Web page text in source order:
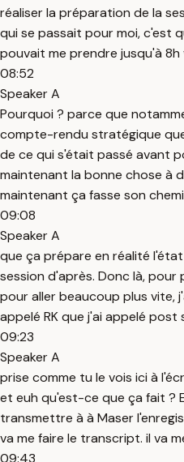
réaliser la préparation de la
qui se passait pour moi, c'est
pouvait me prendre jusqu'à 8h
08:52
Speaker A
Pourquoi ? parce que
compte-rendu stratégique
de ce qui s'était passé avant
maintenant la bonne chose à
maintenant ça fasse son
09:08
Speaker A
que ça prépare en réalité
session d'après. Donc là,
pour aller beaucoup plus vite,
appelé RK que j'ai appelé post
09:23
Speaker A
prise comme tu le vois ici à
et euh qu'est-ce que ça fait ?
transmettre à à Maser
va me faire le transcript. il va
09:43